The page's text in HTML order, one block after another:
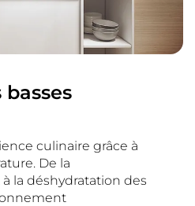
culinaire grâce à
De la
la déshydratation des